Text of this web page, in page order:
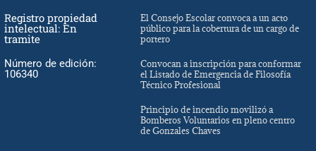
Registro propiedad
intelectual: En
tramite
Número de edición:
106340
El Consejo Escolar convoca a un acto
público para la cobertura de un cargo de
portero
Convocan a inscripción para conformar
el Listado de Emergencia de Filosofía
Técnico Profesional
Principio de incendio movilizó a
Bomberos Voluntarios en pleno centro
de Gonzales Chaves